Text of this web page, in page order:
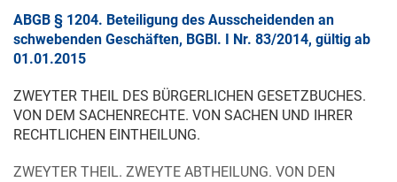
ABGB § 1204. Beteiligung des Ausscheidenden an
schwebenden Geschäften, BGBl. I Nr. 83/2014, gültig ab
01.01.2015
ZWEYTER THEIL DES BÜRGERLICHEN GESETZBUCHES.
VON DEM SACHENRECHTE. VON SACHEN UND IHRER
RECHTLICHEN EINTHEILUNG.
ZWEYTER THEIL. ZWEYTE ABTHEILUNG. VON DEN